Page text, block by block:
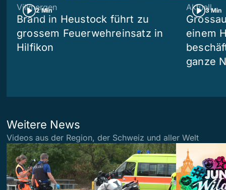
2 Min
Villmergen
Brand in Heustock führt zu
grossem Feuerwehreinsatz in
Hilfikon
3 Min
Aktuell
einem
ganze
Weitere News
Videos aus der Region, der Schweiz und aller Welt